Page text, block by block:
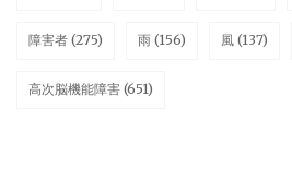
障害者 (275) 雨 (156) 風 (137)
高次脳機能障害 (651)